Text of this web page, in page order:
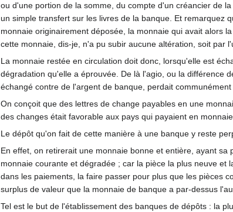
ou d'une portion de la somme, du compte d'un créancier de
un simple transfert sur les livres de la banque. Et remarquez
monnaie originairement déposée, la monnaie qui avait alors
cette monnaie, dis-je, n'a pu subir aucune altération, soit par
La monnaie restée en circulation doit donc, lorsqu'elle est
dégradation qu'elle a éprouvée. De là l'agio, ou la différence
échangé contre de l'argent de banque, perdait
On conçoit que des lettres de change payables en une
des changes était favorable aux pays qui payaient en
Le dépôt qu'on fait de cette manière à une banque y reste
En effet, on retirerait une monnaie bonne et entière, ayant
monnaie courante et dégradée ; car la pièce la plus neuve
dans les paiements, la faire passer pour plus que les pièces
surplus de valeur que la monnaie de banque a par-dessus
Tel est le but de l'établissement des banques de dépôts : la